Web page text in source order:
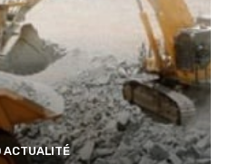
ACTUALITÉ